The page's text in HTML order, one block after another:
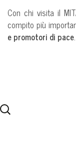
Con chi visita il
compito più
e promotori di pace.